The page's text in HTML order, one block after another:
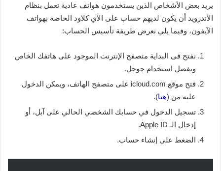
يريد بعض الأشخاص الذين يستخدمون هواتف عادية تعمل بنظام
الأندرويد أن يكون لديهم حساب على الأي كلاود الخاصة بهواتف
الآيفون، وفيما يلي نعرض طريقة تأسيس الحساب:
نفتح فى البداية متصفح الإنترنت الموجود على هاتفك الخاص
ويفضل استخدام جوجل.
فتح موقع icloud.com على متصفح الهاتف، ويمكن الدخول
عليه من (هنا).
تسجيل الدخول في حسابك الشخصي الحالي على آبل، أو
إدخال الـ Apple ID.
الضغط على إنشاء حساب.